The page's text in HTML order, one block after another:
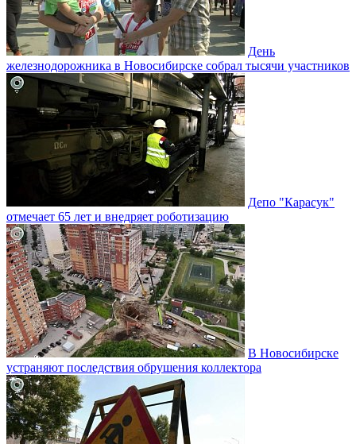
День
железнодорожника в Новосибирске собрал тысячи участников
Депо "Карасук"
отмечает 65 лет и внедряет роботизацию
В Новосибирске
устраняют последствия обрушения коллектора